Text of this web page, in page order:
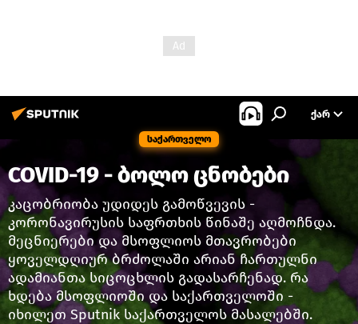
საქართველო
ᲥᲐᲠ
COVID-19 - ბოლო ცნობები
კაცობრიობა უდიდეს გამოწვევის -
კორონავირუსის საფრთხის წინაშე აღმოჩნდა.
მეცნიერები და მსოფლიოს მთავრობები
ყოველდღიურ ბრძოლაში არიან ჩართულნი
ადამიანთა სიცოცხლის გადასარჩენად. რა
ხდება მსოფლიოში და საქართველოში -
იხილეთ Sputnik საქართველოს მასალებში.